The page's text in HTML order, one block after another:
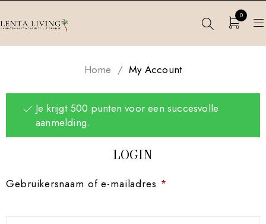
0
Home / My Account
Je krijgt 500 punten voor een succesvolle
aanmelding.
LOGIN
Gebruikersnaam of e-mailadres *